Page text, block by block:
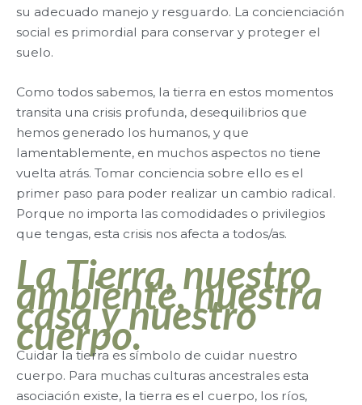
su adecuado manejo y resguardo. La concienciación
social es primordial para conservar y proteger el
suelo.
Como todos sabemos, la tierra en estos momentos
transita una crisis profunda, desequilibrios que
hemos generado los humanos, y que
lamentablemente, en muchos aspectos no tiene
vuelta atrás. Tomar conciencia sobre ello es el
primer paso para poder realizar un cambio radical.
Porque no importa las comodidades o privilegios
que tengas, esta crisis nos afecta a todos/as.
La Tierra, nuestro
ambiente, nuestra
casa y nuestro
cuerpo.
Cuidar la tierra es símbolo de cuidar nuestro
cuerpo. Para muchas culturas ancestrales esta
asociación existe, la tierra es el cuerpo, los ríos,